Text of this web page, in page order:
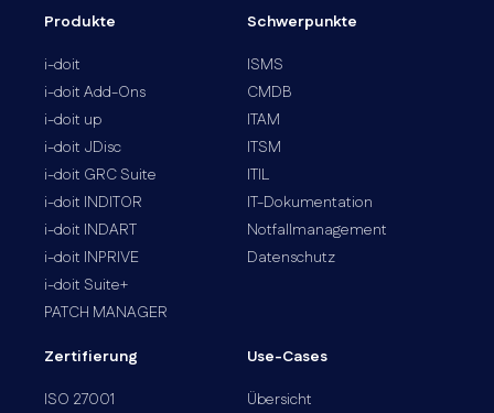
Produkte
i-doit
i-doit Add-Ons
i-doit up
i-doit JDisc
i-doit GRC Suite
i-doit INDITOR
i-doit INDART
i-doit INPRIVE
i-doit Suite+
PATCH MANAGER
Schwerpunkte
ISMS
CMDB
ITAM
ITSM
ITIL
IT-Dokumentation
Notfallmanagement
Datenschutz
Zertifierung
ISO 27001
Use-Cases
Übersicht